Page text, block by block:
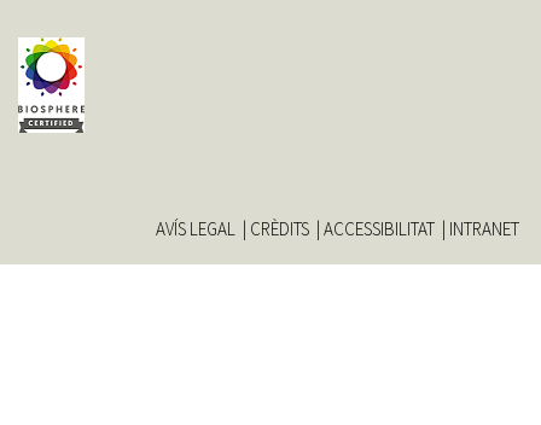
AVÍS LEGAL CRÈDITS ACCESSIBILITAT INTRANET